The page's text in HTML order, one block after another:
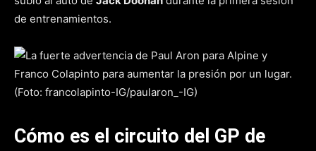
de entrenamientos.
Cómo es el circuito del GP de